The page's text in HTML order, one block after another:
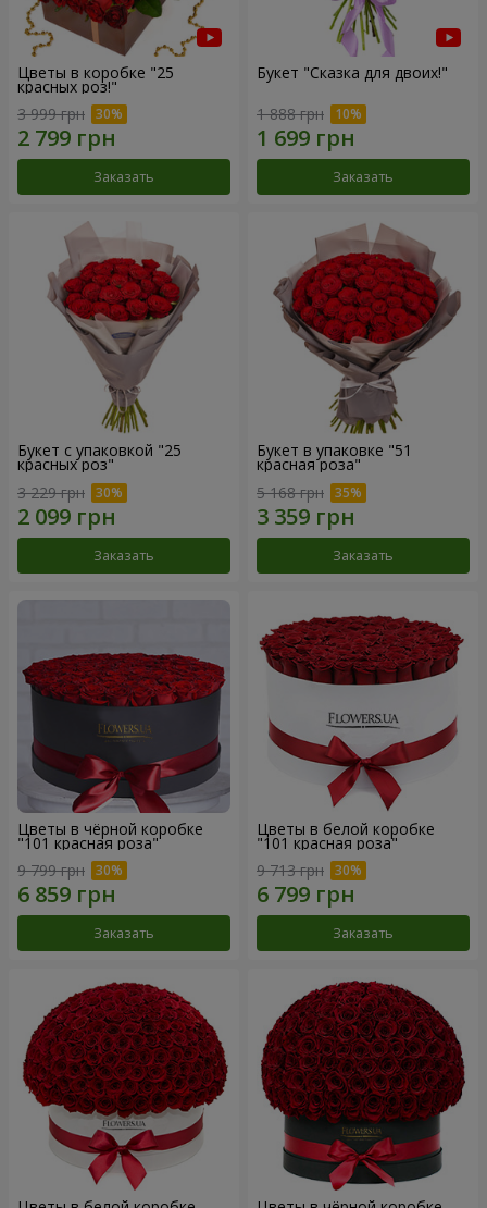
Цветы в коробке "25
красных роз!"
3 999 грн
Заказать
Букет "Сказка для двоих!"
1 888 грн
Заказать
Букет с упаковкой "25
красных роз"
3 229 грн
Заказать
Букет в упаковке "51
красная роза"
5 168 грн
Заказать
Цветы в чёрной коробке
"101 красная роза"
9 799 грн
Заказать
Цветы в белой коробке
"101 красная роза"
9 713 грн
Заказать